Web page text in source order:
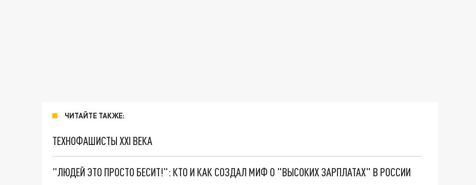
ЧИТАЙТЕ ТАКЖЕ:
ТЕХНОФАШИСТЫ XXI ВЕКА
"ЛЮДЕЙ ЭТО ПРОСТО БЕСИТ!": КТО И КАК СОЗДАЛ МИФ О "ВЫСОКИХ ЗАРПЛАТАХ" В РОССИИ